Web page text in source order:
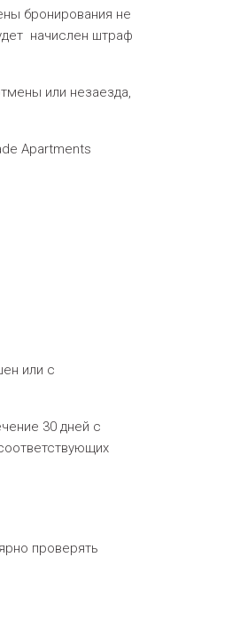
бронирования не
начислен штраф
или незаезда,
Apartments
или с
30 дней с
проверять